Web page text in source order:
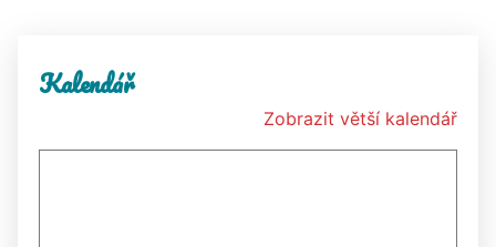
Kalendář
Zobrazit větší kalendář